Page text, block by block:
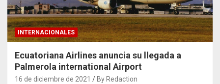
INTERNACIONALES
Ecuatoriana Airlines anuncia su llegada a
Palmerola international Airport
16 de diciembre de 2021 By Redaction